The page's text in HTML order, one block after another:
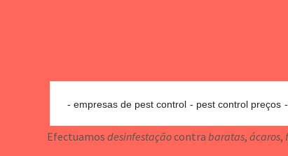
empresas de pest control pest control preços
Efectuamosdesinfestaçãocontrabaratas,ácaros,